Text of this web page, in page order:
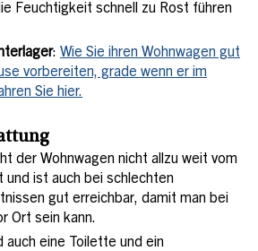
Feuchtigkeit schnell zu Rost führen
: Wie Sie ihren Wohnwagen gut
vorbereiten, grade wenn er im
Sie hier.
der Wohnwagen nicht allzu weit vom
und ist auch bei schlechten
gut erreichbar, damit man bei
Ort sein kann.
auch eine Toilette und ein